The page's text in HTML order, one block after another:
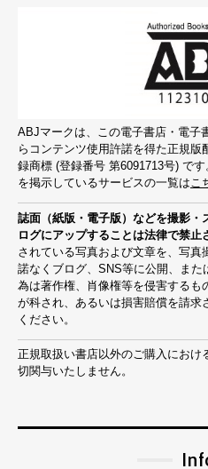
ABJマークは、この電子書店・電子
らコンテンツ使用許諾を得た正規
録商標 (登録番号 第6091713号) で
を掲示しているサービスの一覧はこ
誌面（紙版・電子版）などを撮影
ログにアップすることは法律で禁止
されている写真および文章を、写
諾なくブログ、SNS等に公開、ま
為は著作権、肖像権等を侵害するも
が科され、あるいは損害賠償を請求
ください。
正規取扱い書店以外のご購入におけ
切関与いたしません。